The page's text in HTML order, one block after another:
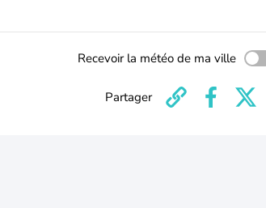
Recevoir la météo de ma ville
Partager